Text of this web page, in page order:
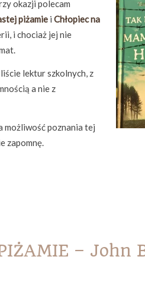
okazji polecam
piżamie i Chłopiec na
i chociaż jej nie
lektur szkolnych, z
a nie z
możliwość poznania tej
zapomnę.
– John